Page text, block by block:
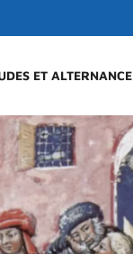
ET ALTERNANCE